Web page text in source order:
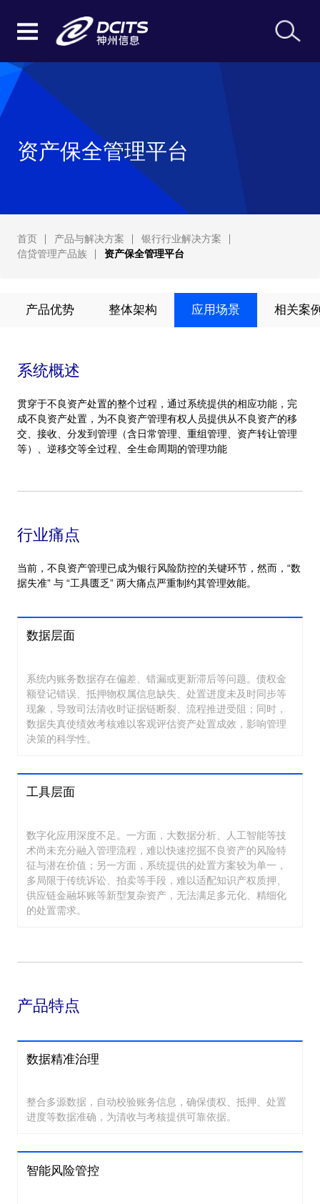
资产保全管理平台
首页 产品与解决方案
银行行业解决方案
信贷管理产品族
资产保全管理平台
产品优势 整体架构 应用场景 相关案
系统概述
贯穿于不良资产处置的整个过程，通过系统提供的相应功能，完
成不良资产处置，为不良资产管理有权人员提供从不良资产的移
交、接收、分发到管理（含日常管理、重组管理、资产转让管理
等）、逆移交等全过程、全生命周期的管理功能
行业痛点
当前，不良资产管理已成为银行风险防控的关键环节，然而，“数
据失准” 与 “工具匮乏” 两大痛点严重制约其管理效能。
数据层面
系统内账务数据存在偏差、错漏或更新滞后等问题。债权金
额登记错误、抵押物权属信息缺失、处置进度未及时同步等
现象，导致司法清收时证据链断裂、流程推进受阻；同时，
数据失真使绩效考核难以客观评估资产处置成效，影响管理
决策的科学性。
工具层面
数字化应用深度不足。一方面，大数据分析、人工智能等技
术尚未充分融入管理流程，难以快速挖掘不良资产的风险特
征与潜在价值；另一方面，系统提供的处置方案较为单一，
多局限于传统诉讼、拍卖等手段，难以适配知识产权质押、
供应链金融坏账等新型复杂资产，无法满足多元化、精细化
的处置需求。
产品特点
数据精准治理
整合多源数据，自动校验账务信息，确保债权、抵押、处置
进度等数据准确，为清收与考核提供可靠依据。
智能风险管控